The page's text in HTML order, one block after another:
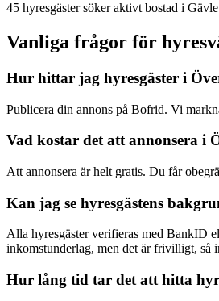
45 hyresgäster söker aktivt bostad i
Vanliga frågor för
Hur hittar jag hyresgäster i
Publicera din annons på Bofrid. Vi
Vad kostar det att annonsera i
Att annonsera är helt gratis. Du får
Kan jag se hyresgästens
Alla hyresgäster verifieras med BankID
inkomstunderlag, men det är frivilligt, så
Hur lång tid tar det att hitta